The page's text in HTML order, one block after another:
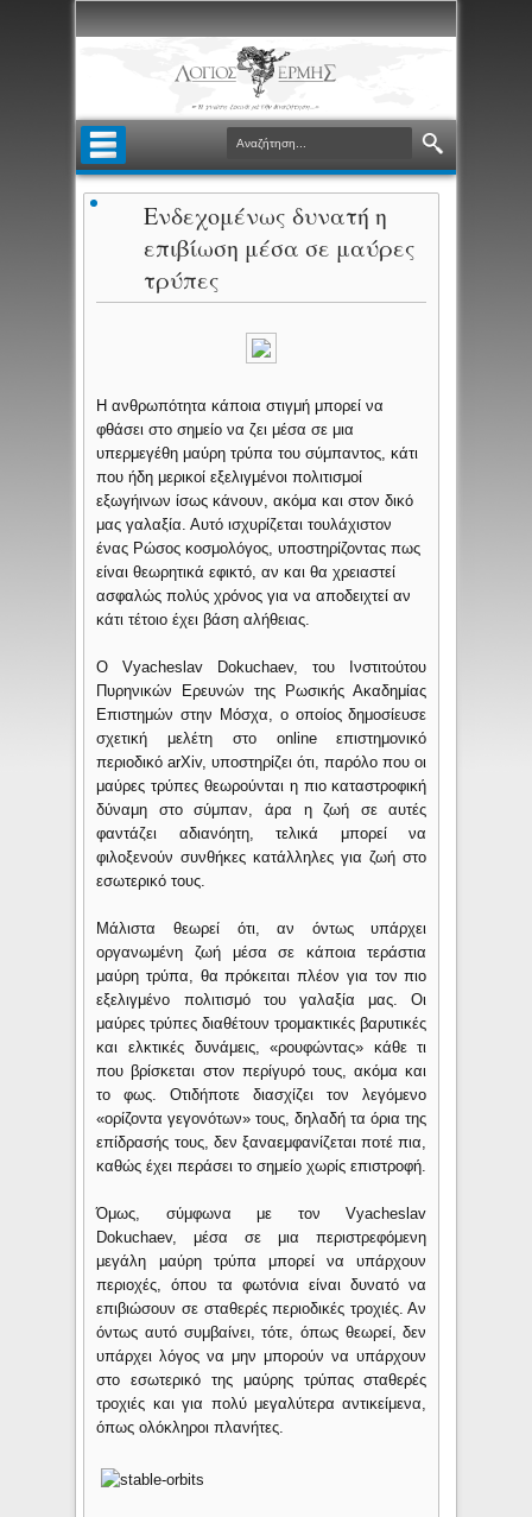
Ενδεχομένως δυνατή η
επιβίωση μέσα σε μαύρες
τρύπες
Η ανθρωπότητα κάποια στιγμή μπορεί να
φθάσει στο σημείο να ζει μέσα σε μια
υπερμεγέθη μαύρη τρύπα του σύμπαντος, κάτι
που ήδη μερικοί εξελιγμένοι πολιτισμοί
εξωγήινων ίσως κάνουν, ακόμα και στον δικό
μας γαλαξία. Αυτό ισχυρίζεται τουλάχιστον
ένας Ρώσος κοσμολόγος, υποστηρίζοντας πως
είναι θεωρητικά εφικτό, αν και θα χρειαστεί
ασφαλώς πολύς χρόνος για να αποδειχτεί αν
κάτι τέτοιο έχει βάση αλήθειας.
Ο Vyacheslav Dokuchaev, του Ινστιτούτου
Πυρηνικών Ερευνών της Ρωσικής Ακαδημίας
Επιστημών στην Μόσχα, ο οποίος δημοσίευσε
σχετική μελέτη στο online επιστημονικό
περιοδικό arXiv, υποστηρίζει ότι, παρόλο που οι
μαύρες τρύπες θεωρούνται η πιο καταστροφική
δύναμη στο σύμπαν, άρα η ζωή σε αυτές
φαντάζει αδιανόητη, τελικά μπορεί να
φιλοξενούν συνθήκες κατάλληλες για ζωή στο
εσωτερικό τους.
Μάλιστα θεωρεί ότι, αν όντως υπάρχει
οργανωμένη ζωή μέσα σε κάποια τεράστια
μαύρη τρύπα, θα πρόκειται πλέον για τον πιο
εξελιγμένο πολιτισμό του γαλαξία μας. Οι
μαύρες τρύπες διαθέτουν τρομακτικές βαρυτικές
και ελκτικές δυνάμεις, «ρουφώντας» κάθε τι
που βρίσκεται στον περίγυρό τους, ακόμα και
το φως. Οτιδήποτε διασχίζει τον λεγόμενο
«ορίζοντα γεγονότων» τους, δηλαδή τα όρια της
επίδρασής τους, δεν ξαναεμφανίζεται ποτέ πια,
καθώς έχει περάσει το σημείο χωρίς επιστροφή.
Όμως, σύμφωνα με τον Vyacheslav
Dokuchaev, μέσα σε μια περιστρεφόμενη
μεγάλη μαύρη τρύπα μπορεί να υπάρχουν
περιοχές, όπου τα φωτόνια είναι δυνατό να
επιβιώσουν σε σταθερές περιοδικές τροχιές. Αν
όντως αυτό συμβαίνει, τότε, όπως θεωρεί, δεν
υπάρχει λόγος να μην μπορούν να υπάρχουν
στο εσωτερικό της μαύρης τρύπας σταθερές
τροχιές και για πολύ μεγαλύτερα αντικείμενα,
όπως ολόκληροι πλανήτες.